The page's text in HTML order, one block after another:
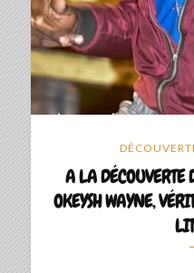
A LA DÉCOUVERTE
OKEYSH WAYNE,